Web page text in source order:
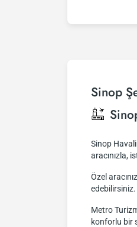
Sinop
Sinop
aracınızla,
Özel
Metro
konforlu bir